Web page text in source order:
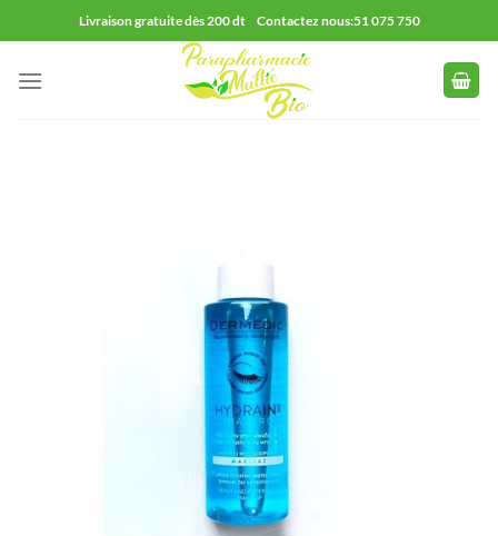
au
contenu
Livraison gratuite dès 200 dt Contactez nous:51 075 750